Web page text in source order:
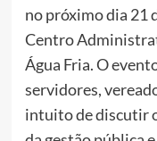
no próximo dia 21
Centro
Água Fria. O
servidores,
intuito de discutir